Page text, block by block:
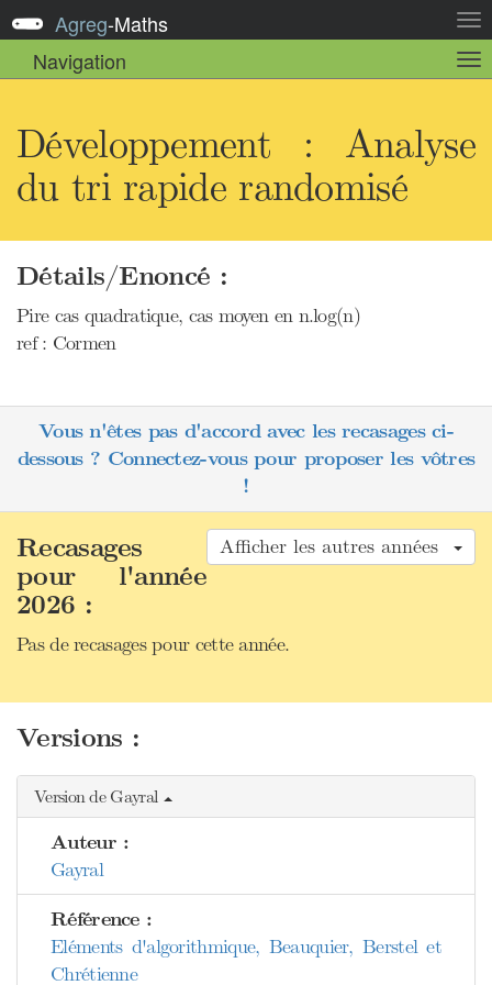
la
Agreg-Maths
Navigation
la
Développement : Analyse
du tri rapide randomisé
Détails/Enoncé :
Pire cas quadratique, cas moyen en n.log(n)
ref : Cormen
Vous n'êtes pas d'accord avec les recasages ci-
dessous ? Connectez-vous pour proposer les vôtres
!
Afficher les autres années
Recasages
pour l'année
2026 :
Pas de recasages pour cette année.
Versions :
Version de Gayral
Auteur :
Gayral
Référence :
Eléments d'algorithmique, Beauquier, Berstel et
Chrétienne